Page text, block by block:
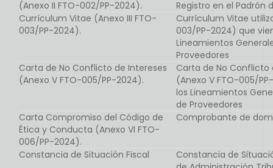
(Anexo II FTO-002/PP-2024).
Registro en el Padrón
Currículum Vitae (Anexo III FTO-
003/PP-2024).
Currículum Vitae
003/PP-2024) que
Lineamientos
Proveedores
Carta de No Conflicto de Intereses
(Anexo V FTO-005/PP-2024).
Carta de No
(Anexo V FTO-005/
los Lineamientos
de Proveedores
Carta Compromiso del Código de
Ética y Conducta (Anexo VI FTO-
006/PP-2024).
Comprobante de
Constancia de Situación Fiscal
Constancia de